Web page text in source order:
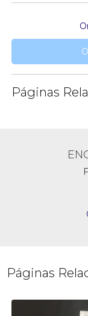
Páginas
Páginas